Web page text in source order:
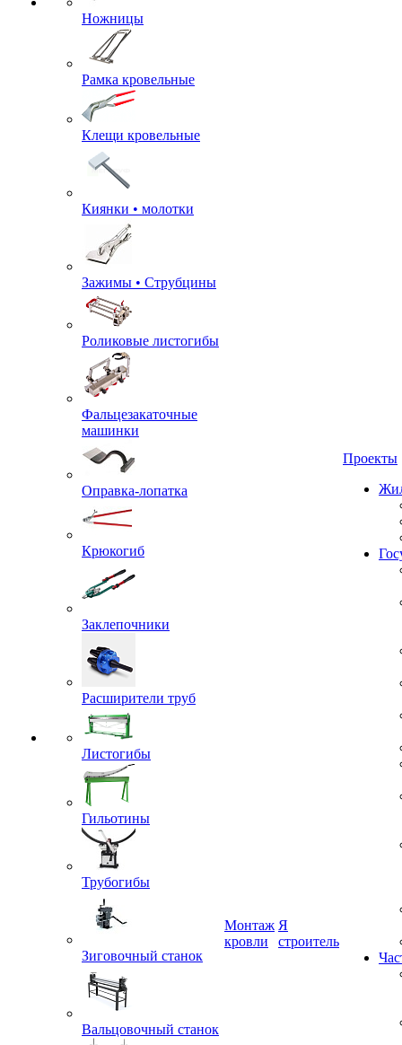
Ножницы
Рамка кровельные
Клещи кровельные
Киянки • молотки
Зажимы • Струбцины
Роликовые листогибы
Фальцезакаточные
машинки
Оправка-лопатка
Крюкогиб
Заклепочники
Расширители труб
Листогибы
Гильотины
Трубогибы
Зиговочный станок
Вальцовочный станок
Монтаж
Я